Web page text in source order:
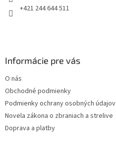
+421 244 644 511
Informácie pre vás
O nás
Obchodné podmienky
Podmienky ochrany osobných údajov
Novela zákona o zbraniach a strelive
Doprava a platby